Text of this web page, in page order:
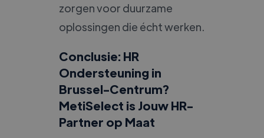
zorgen voor duurzame
oplossingen die écht werken.
Conclusie: HR
Ondersteuning in
Brussel-Centrum?
MetiSelect is Jouw HR-
Partner op Maat